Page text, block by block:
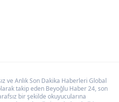
ve Anlık Son Dakika Haberleri Global
takip eden Beyoğlu Haber 24, son
bir şekilde okuyucularına